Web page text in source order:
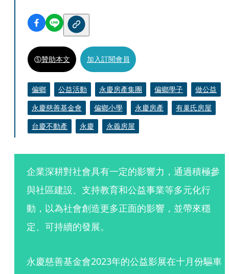
贊助本文 加入訂閱會員
偏鄉 公益活動 永慶房產集團 偏鄉學子
做公益
永慶慈善基金會
偏鄉小學 永慶房產
有巢氏房屋
台慶不動產
永慶 永義房屋
企業深耕對社會具有一定的影響力，通過積極參
與社區建設、支持教育和公益事業等多元化行
動，以為社會創造更多正面的影響，並帶來穩
定、可持續的發展。
永慶慈善基金會2023年的公益影展在十月份驅車